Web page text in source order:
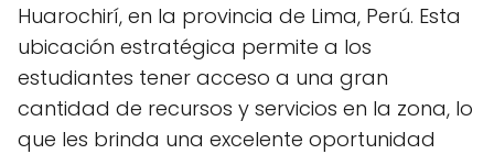
Huarochirí, en la provincia de Lima, Perú. Esta
ubicación estratégica permite a los
estudiantes tener acceso a una gran
cantidad de recursos y servicios en la zona, lo
que les brinda una excelente oportunidad